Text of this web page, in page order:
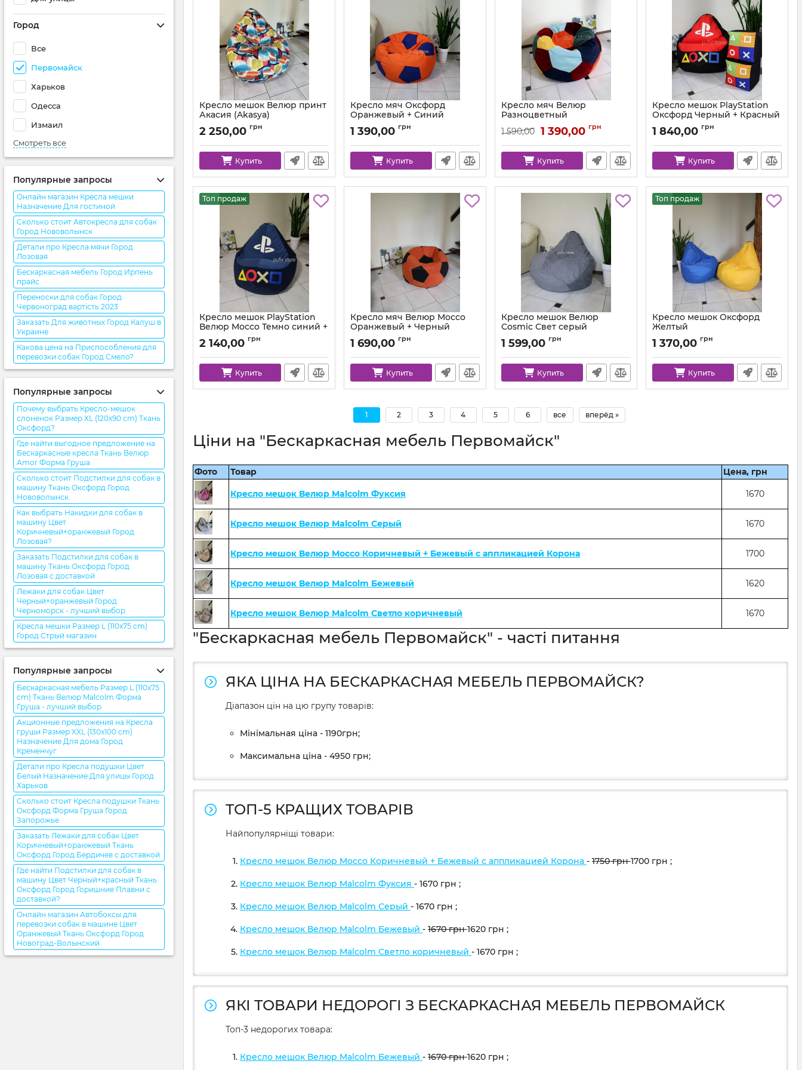
Город
Все
Первомайск
Харьков
Одесса
Измаил
Смотреть все
Популярные запросы
Онлайн магазин Кресла мешки
Назначение Для гостиной
Сколько стоит Автокресла для собак
Город Нововолынск
Детали про Кресла мячи Город
Лозовая
Бескаркасная мебель Город Ирпень
прайс
Переноски для собак Город
Червоноград вартість 2023
Заказать Для животных Город Калуш в
Украине
Какова цена на Приспособления для
перевозки собак Город Смело?
Популярные запросы
Почему выбрать Кресло-мешок
слоненок Размер XL (120x90 cm) Ткань
Оксфорд?
Где найти выгодное предложение на
Бескаркасные кресла Ткань Велюр
Amor Форма Груша
Сколько стоит Подстилки для собак в
машину Ткань Оксфорд Город
Нововолынск
Как выбрать Накидки для собак в
машину Цвет
Коричневый+оранжевый Город
Лозовая?
Заказать Подстилки для собак в
машину Ткань Оксфорд Город
Лозовая с доставкой
Лежаки для собак Цвет
Черный+оранжевый Город
Черноморск - лучший выбор
Кресла мешки Размер L (110x75 cm)
Город Стрый магазин
Популярные запросы
Бескаркасная мебель Размер L (110x75
cm) Ткань Велюр Malcolm Форма
Груша - лучший выбор
Акционные предложения на Кресла
груши Размер XXL (130x100 cm)
Назначение Для дома Город
Кременчуг
Детали про Кресла подушки Цвет
Белый Назначение Для улицы Город
Харьков
Сколько стоит Кресла подушки Ткань
Оксфорд Форма Груша Город
Запорожье
Заказать Лежаки для собак Цвет
Коричневый+оранжевый Ткань
Оксфорд Город Бердичев с доставкой
Где найти Подстилки для собак в
машину Цвет Черный+красный Ткань
Оксфорд Город Горишние Плавни с
доставкой?
Онлайн магазин Автобоксы для
перевозки собак в машине Цвет
Оранжевый Ткань Оксфорд Город
Новоград-Волынский
Кресло мешок Велюр принт
Акасия (Akasya)
2 250,00 грн
Купить
Кресло мяч Оксфорд
Оранжевый + Синий
Артикул: ball-ox-157-223-80
1 390,00 грн
Купить
Кресло мяч Велюр
Разноцветный
Артикул: ball-velor-multi-80
1 590,00 1 390,00 грн
Купить
Кресло мешок PlayStation
Оксфорд Черный + Красный
Артикул: km-ps-ox-001-162-xl
1 840,00 грн
Купить
Топ продаж
Кресло мешок PlayStation
Велюр Mocco Темно синий +
Артикул: km-ps-mocco-88-84-xl
2 140,00 грн
Купить
Кресло мяч Велюр Mocco
Оранжевый + Черный
Артикул: ball-mocco-55-99-80
1 690,00 грн
Купить
Кресло мешок Велюр
Cosmic Свет серый
Артикул: km-cosmic-93-l
1 599,00 грн
Купить
Топ продаж
Кресло мешок Оксфорд
Желтый
Артикул: km-ox-111-l
1 370,00 грн
Купить
1 2 3 4 5 6 все вперёд »
Ціни на "Бескаркасная мебель Первомайск"
Фото Товар Цена, грн
Кресло мешок Велюр Malcolm Фуксия 1670
Кресло мешок Велюр Malcolm Серый 1670
Кресло мешок Велюр Mocco Коричневый + Бежевый с аппликацией Корона 1700
Кресло мешок Велюр Malcolm Бежевый 1620
Кресло мешок Велюр Malcolm Светло коричневый 1670
"Бескаркасная мебель Первомайск" - часті питання
ЯКА ЦІНА НА БЕСКАРКАСНАЯ МЕБЕЛЬ ПЕРВОМАЙСК?
Діапазон цін на цю групу товарів:
Мінімальная ціна - 1190грн;
Максимальна ціна - 4950 грн;
ТОП-5 КРАЩИХ ТОВАРІВ
Найпопулярніщі товари:
Кресло мешок Велюр Mocco Коричневый + Бежевый с аппликацией Корона - 1750грн1700 грн ;
Кресло мешок Велюр Malcolm Фуксия - 1670 грн ;
Кресло мешок Велюр Malcolm Серый - 1670 грн ;
Кресло мешок Велюр Malcolm Бежевый - 1670грн1620 грн ;
Кресло мешок Велюр Malcolm Светло коричневый - 1670 грн ;
ЯКІ ТОВАРИ НЕДОРОГІ З БЕСКАРКАСНАЯ МЕБЕЛЬ ПЕРВОМАЙСК
Топ-3 недорогих товара:
Кресло мешок Велюр Malcolm Бежевый - 1670грн1620 грн ;